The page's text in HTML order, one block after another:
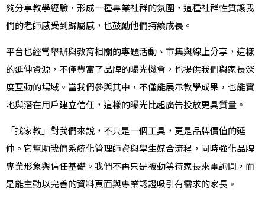
夠分享教學經驗，形成一種專業社群的氛圍，這種社群性質讓我
們的老師感受到歸屬感，也鼓勵他們持續成長。
平台也經常舉辦與教育相關的專題活動、市集與線上分享，這樣
的延伸資源，不僅豐富了品牌的曝光機會，也提供我們與家長深
度互動的場域。當我們參與其中，不僅能展示教學成果，也能實
地與潛在用戶建立信任，這樣的曝光比起廣告投放更具質量。
「找家教」對我們來說，不只是一個工具，更是品牌價值的延
伸。它幫助我們系統化管理師資與學生媒合流程，同時強化品牌
專業形象與信任基礎。我們不再只是被動等待家長來電詢問，而
是能主動以完善的資料頁面與專業認證吸引有需求的家長。